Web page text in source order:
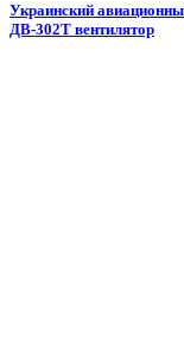
Украинский
ДВ-302Т вентилятор